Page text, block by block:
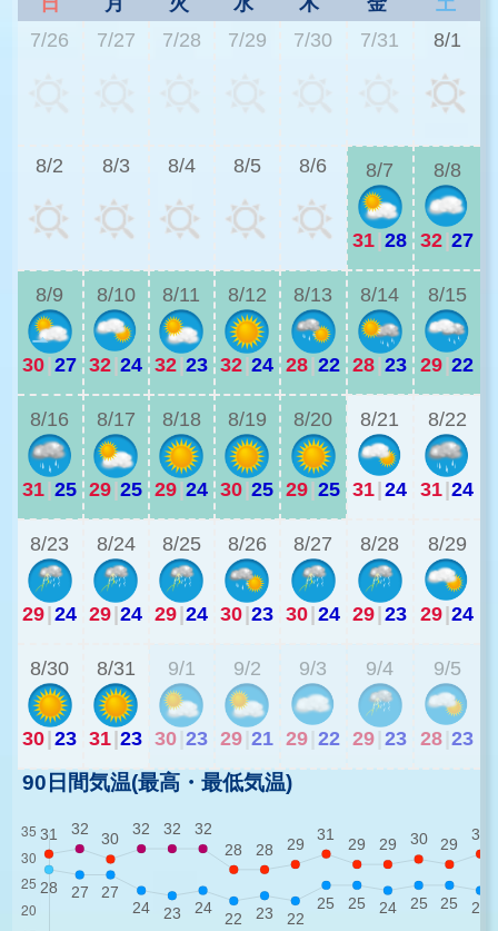
7/26
7/27 7/28 7/29 7/30 7/31 8/1
8/2 8/3 8/4 8/5 8/6 8/7
31|28
8/8
32|27
8/9
30|27
8/10
32|24
8/11
32|23
8/12
32|24
8/13
28|22
8/14
28|23
8/15
29|22
8/16
31|25
8/17
29|25
8/18
29|24
8/19
30|25
8/20
29|25
8/21
31|24
8/22
31|24
8/23
29|24
8/24
29|24
8/25
29|24
8/26
30|23
8/27
30|24
8/28
29|23
8/29
29|24
8/30
30|23
8/31
31|23
9/1
30 23
9/2
29 21
9/3
29 22
9/4
29 23
9/5
28 23
90日間気温(最高・最低気温)